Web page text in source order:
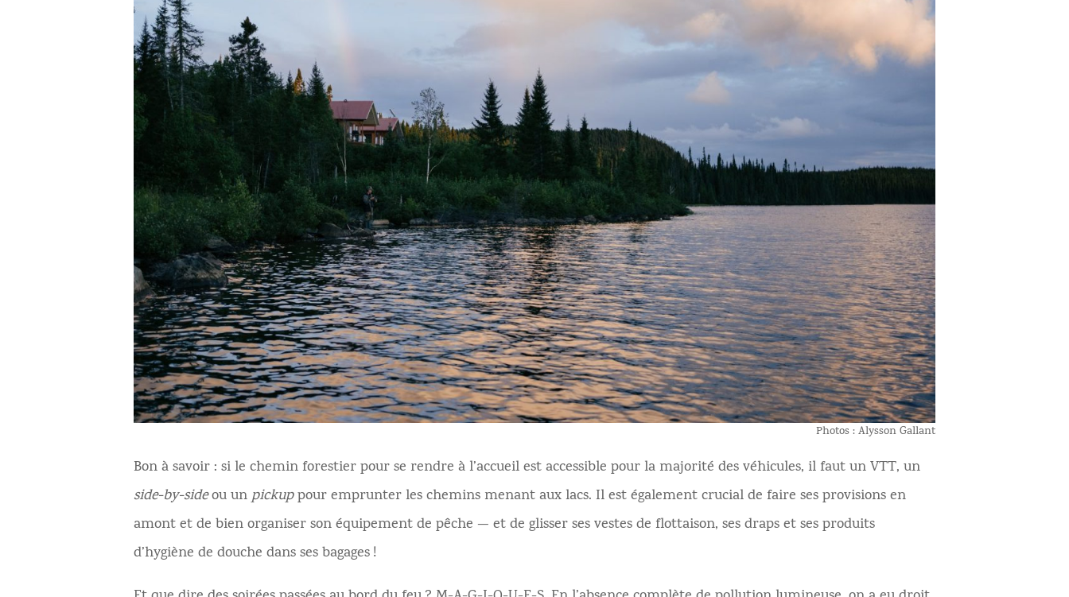
Photos : Alysson Gallant
Bon à savoir : si le chemin forestier pour se rendre à l’accueil est accessible pour la majorité des véhicules, il faut un VTT, un
side-by-sideou unpickuppour emprunter les chemins menant aux lacs. Il est également crucial de faire ses provisions en
amont et de bien organiser son équipement de pêche — et de glisser ses vestes de flottaison, ses draps et ses produits
d’hygiène de douche dans ses bagages !